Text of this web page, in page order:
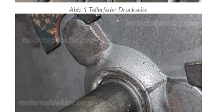
Abb. 1 Tellerfeder Druckseite